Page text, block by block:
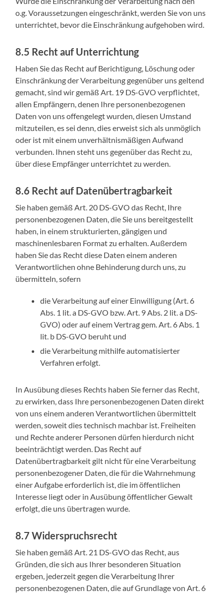
o.g. Voraussetzungen eingeschränkt, werden Sie von uns
unterrichtet, bevor die Einschränkung aufgehoben wird.
8.5 Recht auf Unterrichtung
Haben Sie das Recht auf Berichtigung, Löschung oder
Einschränkung der Verarbeitung gegenüber uns geltend
gemacht, sind wir gemäß Art. 19 DS-GVO verpflichtet,
allen Empfängern, denen Ihre personenbezogenen
Daten von uns offengelegt wurden, diesen Umstand
mitzuteilen, es sei denn, dies erweist sich als unmöglich
oder ist mit einem unverhältnismäßigen Aufwand
verbunden. Ihnen steht uns gegenüber das Recht zu,
über diese Empfänger unterrichtet zu werden.
8.6 Recht auf Datenübertragbarkeit
Sie haben gemäß Art. 20 DS-GVO das Recht, Ihre
personenbezogenen Daten, die Sie uns bereitgestellt
haben, in einem strukturierten, gängigen und
maschinenlesbaren Format zu erhalten. Außerdem
haben Sie das Recht diese Daten einem anderen
Verantwortlichen ohne Behinderung durch uns, zu
übermitteln, sofern
die Verarbeitung auf einer Einwilligung (Art. 6
Abs. 1 lit. a DS-GVO bzw. Art. 9 Abs. 2 lit. a DS-
GVO) oder auf einem Vertrag gem. Art. 6 Abs. 1
lit. b DS-GVO beruht und
die Verarbeitung mithilfe automatisierter
Verfahren erfolgt.
In Ausübung dieses Rechts haben Sie ferner das Recht,
zu erwirken, dass Ihre personenbezogenen Daten direkt
von uns einem anderen Verantwortlichen übermittelt
werden, soweit dies technisch machbar ist. Freiheiten
und Rechte anderer Personen dürfen hierdurch nicht
beeinträchtigt werden. Das Recht auf
Datenübertragbarkeit gilt nicht für eine Verarbeitung
personenbezogener Daten, die für die Wahrnehmung
einer Aufgabe erforderlich ist, die im öffentlichen
Interesse liegt oder in Ausübung öffentlicher Gewalt
erfolgt, die uns übertragen wurde.
8.7 Widerspruchsrecht
Sie haben gemäß Art. 21 DS-GVO das Recht, aus
Gründen, die sich aus Ihrer besonderen Situation
ergeben, jederzeit gegen die Verarbeitung Ihrer
personenbezogenen Daten, die auf Grundlage von Art. 6